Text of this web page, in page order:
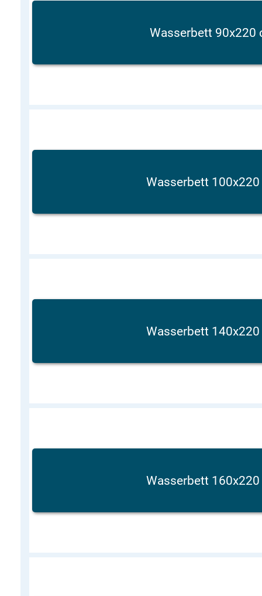
Wasserbett 90x220
Wasserbett
Wasserbett
Wasserbett